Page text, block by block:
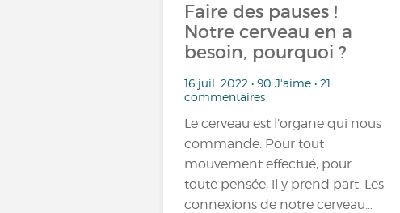
Faire des pauses !
Notre cerveau en a
besoin, pourquoi ?
16 juil. 2022 • 90 J'aime • 21
commentaires
Le cerveau est l’organe qui nous
commande. Pour tout
mouvement effectué, pour
toute pensée, il y prend part. Les
connexions de notre cerveau…